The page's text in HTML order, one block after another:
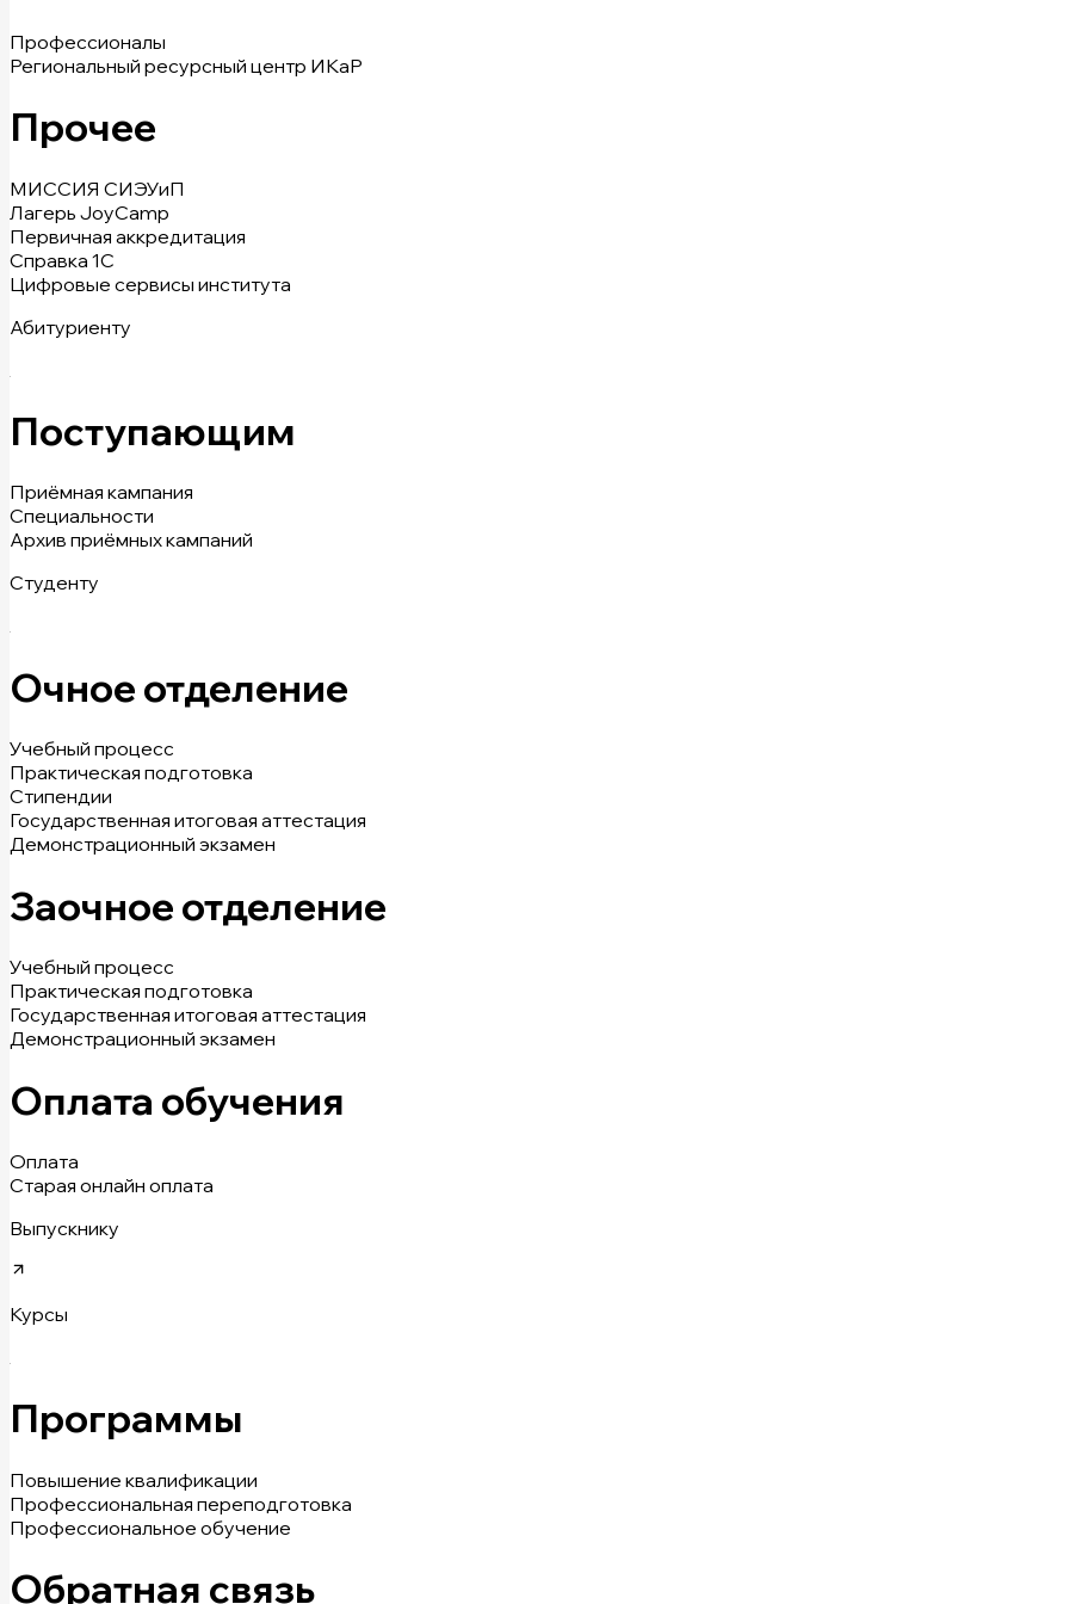
Профессионалы
Региональный ресурсный центр ИКаР
Прочее
МИССИЯ СИЭУиП
Лагерь JoyCamp
Первичная аккредитация
Справка 1С
Цифровые сервисы института
Абитуриенту
Поступающим
Приёмная кампания
Специальности
Архив приёмных кампаний
Студенту
Очное отделение
Учебный процесс
Практическая подготовка
Стипендии
Государственная итоговая аттестация
Демонстрационный экзамен
Заочное отделение
Учебный процесс
Практическая подготовка
Государственная итоговая аттестация
Демонстрационный экзамен
Оплата обучения
Оплата
Старая онлайн оплата
Выпускнику
Курсы
Программы
Повышение квалификации
Профессиональная переподготовка
Профессиональное обучение
Обратная связь